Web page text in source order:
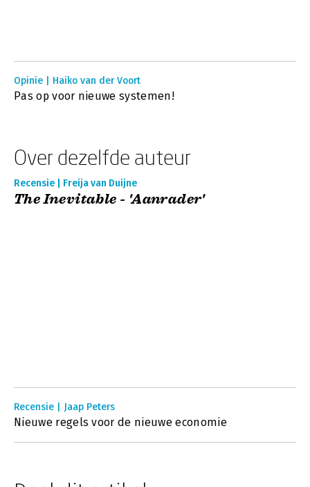
Opinie | Haiko van der Voort
Pas op voor nieuwe systemen!
Over dezelfde auteur
Recensie | Freija van Duijne
The Inevitable - 'Aanrader'
Recensie | Jaap Peters
Nieuwe regels voor de nieuwe economie